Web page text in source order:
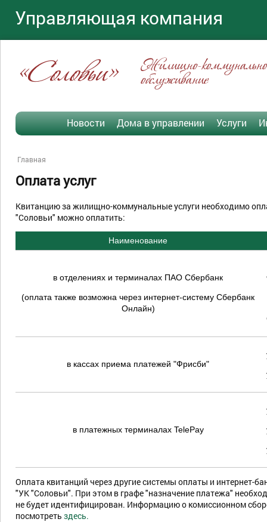
Управляющая компания
«Соловьи» Жилищно-
обслуживание
Новости Дома в управлении Услуги
Главная
Оплата услуг
Квитанцию за жилищно-коммунальные услуги необходимо
"Соловьи" можно оплатить:
Наименование
в отделениях и терминалах ПАО Сбербанк
(оплата также возможна через интернет-систему Сбербанк
Онлайн)
в кассах приема платежей "Фрисби"
в платежных терминалах TelePay
Оплата квитанций через другие системы оплаты и интернет-
"УК "Соловьи". При этом в графе "назначение платежа"
не будет идентифицирован. Информацию о комиссионном
посмотреть здесь.